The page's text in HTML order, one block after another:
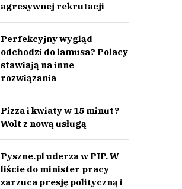
agresywnej rekrutacji
Perfekcyjny wygląd
odchodzi do lamusa? Polacy
stawiają na inne
rozwiązania
Pizza i kwiaty w 15 minut?
Wolt z nową usługą
Pyszne.pl uderza w PIP. W
liście do minister pracy
zarzuca presję polityczną i